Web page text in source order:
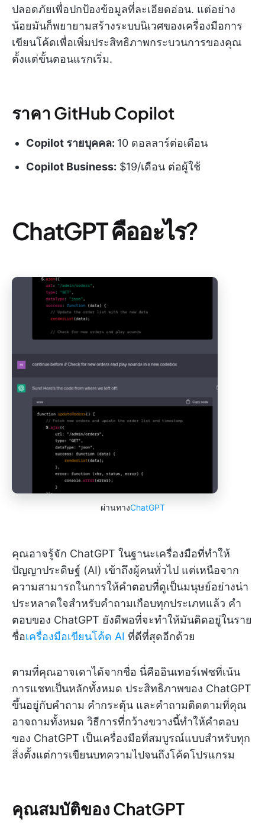
ปลอดภัยเพื่อปกป้องข้อมูลที่ละเอียดอ่อน. แต่อย่าง
น้อยมันก็พยายามสร้างระบบนิเวศของเครื่องมือการ
เขียนโค้ดเพื่อเพิ่มประสิทธิภาพกระบวนการของคุณ
ตั้งแต่ขั้นตอนแรกเริ่ม.
ราคา GitHub Copilot
Copilot รายบุคคล: 10 ดอลลาร์ต่อเดือน
Copilot Business: $19/เดือน ต่อผู้ใช้
ChatGPT คืออะไร?
ผ่านทางChatGPT
คุณอาจรู้จัก ChatGPT ในฐานะเครื่องมือที่ทำให้
ปัญญาประดิษฐ์ (AI) เข้าถึงผู้คนทั่วไป แต่เหนือจาก
ความสามารถในการให้คำตอบที่ดูเป็นมนุษย์อย่างน่า
ประหลาดใจสำหรับคำถามเกือบทุกประเภทแล้ว คำ
ตอบของ ChatGPT ยังดีพอที่จะทำให้มันติดอยู่ในราย
ชื่อเครื่องมือเขียนโค้ด AI ที่ดีที่สุดอีกด้วย
ตามที่คุณอาจเดาได้จากชื่อ นี่คืออินเทอร์เฟซที่เน้น
การแชทเป็นหลักทั้งหมด ประสิทธิภาพของ ChatGPT
ขึ้นอยู่กับคำถาม คำกระตุ้น และคำถามติดตามที่คุณ
อาจถามทั้งหมด วิธีการที่กว้างขวางนี้ทำให้คำตอบ
ของ ChatGPT เป็นเครื่องมือที่สมบูรณ์แบบสำหรับทุก
สิ่งตั้งแต่การเขียนบทความไปจนถึงโค้ดโปรแกรม
คุณสมบัติของ ChatGPT